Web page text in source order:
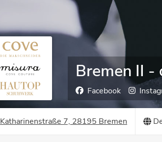
Bremen II -
Facebook
Katharinenstraße 7, 28195 Bremen